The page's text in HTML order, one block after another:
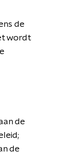
de
wordt
de
de